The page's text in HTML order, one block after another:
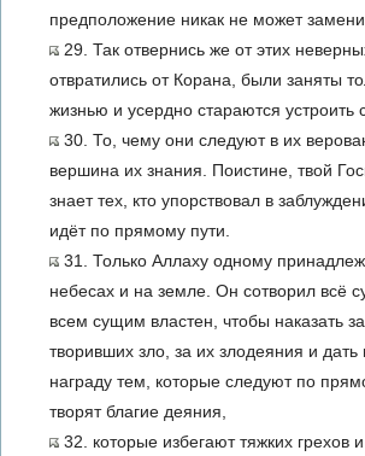
предположение никак не может
29. Так отвернись же от этих
отвратились от Корана, были заняты
жизнью и усердно стараются устроить
30. То, чему они следуют в их
вершина их знания. Поистине, твой
знает тех, кто упорствовал в
идёт по прямому пути.
31. Только Аллаху одному
небесах и на земле. Он сотворил всё
всем сущим властен, чтобы наказать
творивших зло, за их злодеяния и
награду тем, которые следуют по
творят благие деяния,
32. которые избегают тяжких грехов